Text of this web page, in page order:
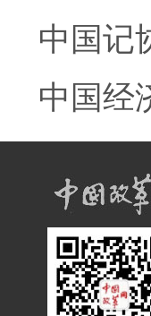
中国记
中国经